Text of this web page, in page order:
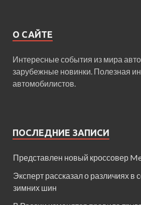
О САЙТЕ
Интересные события из мира
зарубежные новинки. Полезная
автомобилистов.
ПОСЛЕДНИЕ ЗАПИСИ
Представлен новый кроссовер
Эксперт рассказал о различиях в
зимних шин